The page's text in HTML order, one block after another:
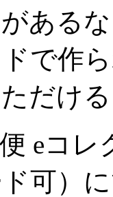
ある
で作
だけ
eコ
可）